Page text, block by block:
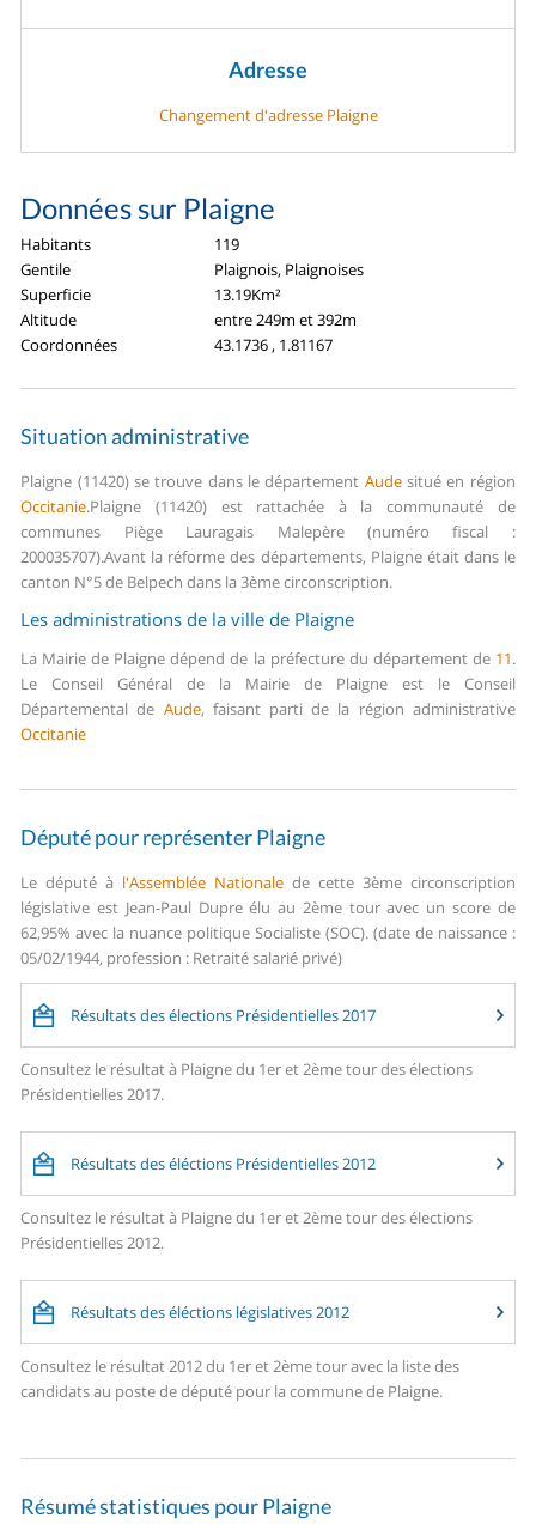
Adresse
Changement d'adresse Plaigne
Données sur Plaigne
Habitants
119
Gentile
Plaignois, Plaignoises
Superficie
13.19Km²
Altitude
entre 249m et 392m
Coordonnées
43.1736 , 1.81167
Situation administrative
Plaigne (11420) se trouve dans le département Audesitué en région
Occitanie.Plaigne (11420) est rattachée à la communauté de
communes Piège Lauragais Malepère (numéro fiscal :
200035707).Avant la réforme des départements, Plaigne était dans le
canton N°5 de Belpech dans la 3ème circonscription.
Les administrations de la ville de Plaigne
La Mairie de Plaigne dépend de la préfecture du département de 11.
Le Conseil Général de la Mairie de Plaigne est le Conseil
Départemental de Aude, faisant parti de la région administrative
Occitanie
Député pour représenter Plaigne
Le député à l'Assemblée Nationale de cette 3ème circonscription
législative est Jean-Paul Dupre élu au 2ème tour avec un score de
62,95% avec la nuance politique Socialiste (SOC). (date de naissance :
05/02/1944, profession : Retraité salarié privé)
Résultats des élections Présidentielles 2017
Consultez le résultat à Plaigne du 1er et 2ème tour des élections
Présidentielles 2017.
Résultats des éléctions Présidentielles 2012
Consultez le résultat à Plaigne du 1er et 2ème tour des élections
Présidentielles 2012.
Résultats des éléctions législatives 2012
Consultez le résultat 2012 du 1er et 2ème tour avec la liste des
candidats au poste de député pour la commune de Plaigne.
Résumé statistiques pour Plaigne